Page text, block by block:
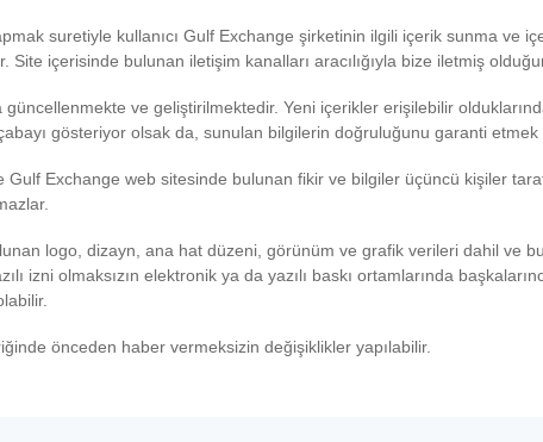
suretiyle kullanıcı Gulf Exchange şirketinin ilgili içerik sunma ve
Site içerisinde bulunan iletişim kanalları aracılığıyla bize iletmiş
güncellenmekte ve geliştirilmektedir. Yeni içerikler erişilebilir
gösteriyor olsak da, sunulan bilgilerin doğruluğunu garanti etmek
Gulf Exchange web sitesinde bulunan fikir ve bilgiler üçüncü kişiler
logo, dizayn, ana hat düzeni, görünüm ve grafik verileri dahil ve
izni olmaksızın elektronik ya da yazılı baskı ortamlarında
önceden haber vermeksizin değişiklikler yapılabilir.